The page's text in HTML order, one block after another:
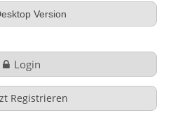
Stöbern
Version
Login
Registrieren